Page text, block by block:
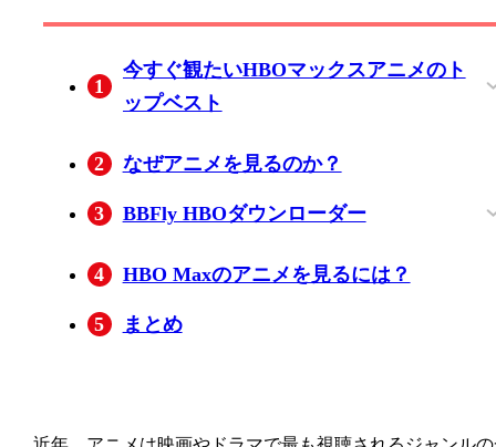
1
今すぐ観たいHBOマックスアニメのト
ップベスト
2 なぜアニメを見るのか？
3 BBFly HBOダウンローダー
4 HBO Maxのアニメを見るには？
5 まとめ